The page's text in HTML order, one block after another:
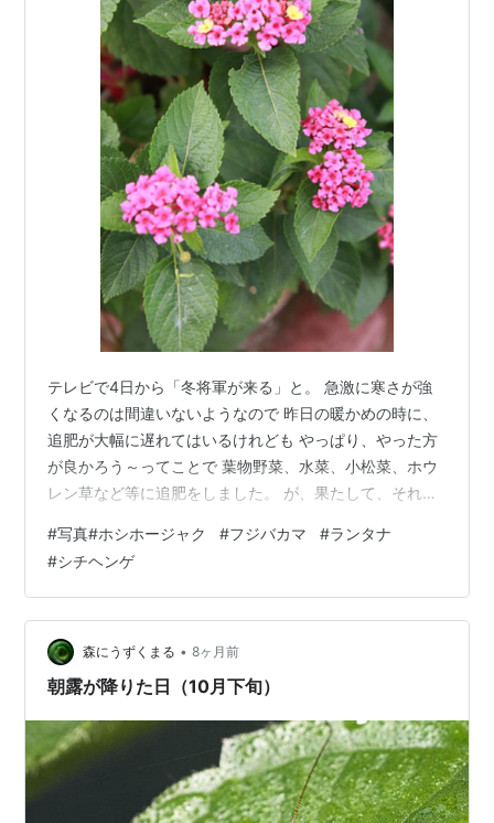
テレビで4日から「冬将軍が来る」と。 急激に寒さが強
くなるのは間違いないようなので 昨日の暖かめの時に、
追肥が大幅に遅れてはいるけれども やっぱり、やった方
が良かろう～ってことで 葉物野菜、水菜、小松菜、ホウ
レン草など等に追肥をしました。 が、果たして、それな
と出るか凶と出るか」みたいで 経過観察ドキドキ感があ
ります。 😅 😥 😅 花の色が次々に変わるランタナ。 和名
はシチヘンゲ（七変化）。 １０月１２日に撮ったもので
すが 今もまだ咲いています。 ヤマトシジミとツマグロヒ
ョウモンしか 見かけなくなった庭や畑の花たちに、 いつ
も来ているホシホー…
#写真#ホシホージャク #フジバカマ #ランタナ
#シチヘンゲ
森にうずくまる • 8ヶ月前
朝露が降りた日（10月下旬）